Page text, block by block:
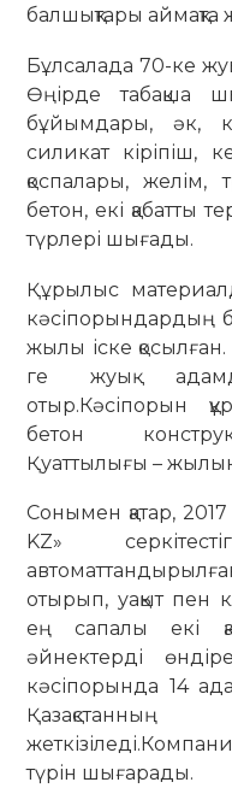
балшықтары аймақта
Бұлсалада 70-ке
Өңірде табақша
бұйымдары, әк,
силикат кіріпіш,
қоспалары, желім,
бетон, екі қабатты
түрлері шығады.
Құрылыс
кәсіпорындардың
жылы іске қосылған.
ге жуық
отыр.Кәсіпорын
бетон
Қуаттылығы –
Сонымен қатар,
KZ»
отырып, уақыт пен
ең сапалы екі
әйнектерді
кәсіпорында 14
түрін шығарады.